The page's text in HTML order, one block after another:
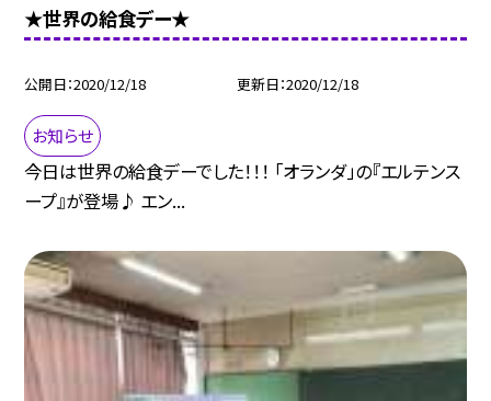
★世界の給食デー★
公開日 2020/12/18 更新日 2020/12/18
お知らせ
今日は世界の給食デーでした！！！ 「オランダ」の『エルテンス
ープ』が登場♪ エン...